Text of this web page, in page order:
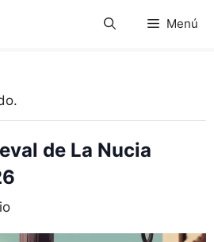
Menú
de La Nucia